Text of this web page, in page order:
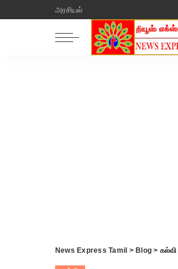
அரசியல்
News Express Tamil > Blog > கல்வி